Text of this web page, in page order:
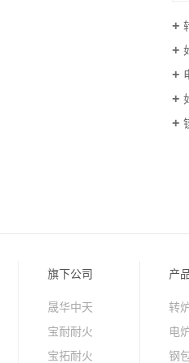
旗下公司
晟华中天
宝耐耐火
宝拓耐火
产
转
电
钢